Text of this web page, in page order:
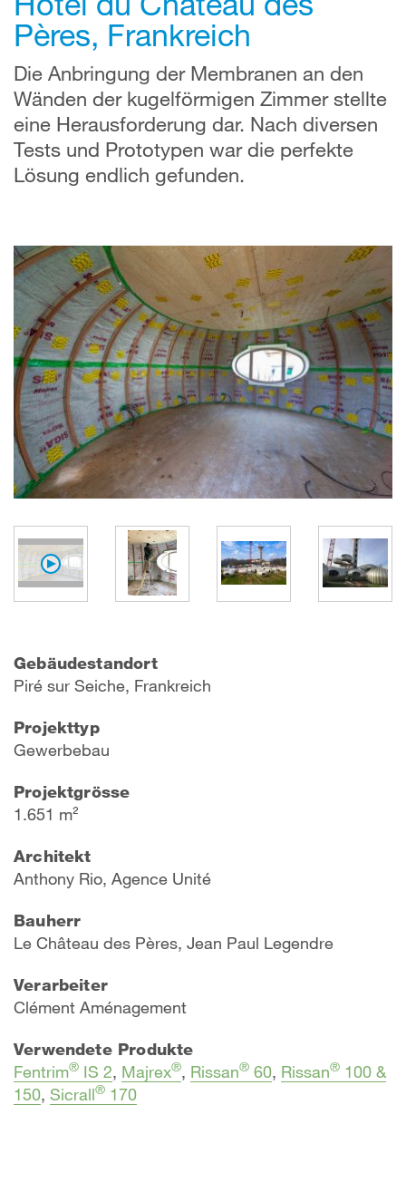
Pères, Frankreich
Die Anbringung der Membranen an den
Wänden der kugelförmigen Zimmer stellte
eine Herausforderung dar. Nach diversen
Tests und Prototypen war die perfekte
Lösung endlich gefunden.
Gebäudestandort
Piré sur Seiche, Frankreich
Projekttyp
Gewerbebau
Projektgrösse
1.651 m²
Architekt
Anthony Rio, Agence Unité
Bauherr
Le Château des Pères, Jean Paul Legendre
Verarbeiter
Clément Aménagement
Verwendete Produkte
Fentrim® IS 2, Majrex®, Rissan® 60, Rissan® 100 &
150, Sicrall® 170